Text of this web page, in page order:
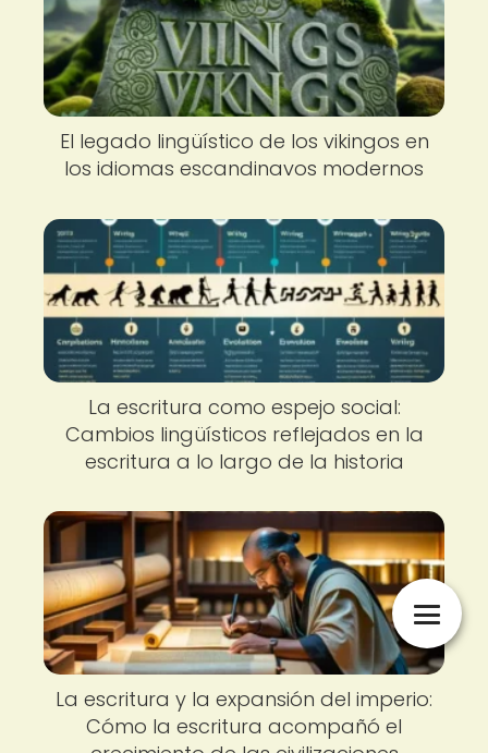
El legado lingüístico de los vikingos en
los idiomas escandinavos modernos
La escritura como espejo social:
Cambios lingüísticos reflejados en la
escritura a lo largo de la historia
La escritura y la expansión del imperio:
Cómo la escritura acompañó el